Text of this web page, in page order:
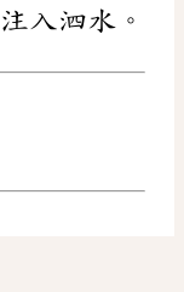
入泗水。